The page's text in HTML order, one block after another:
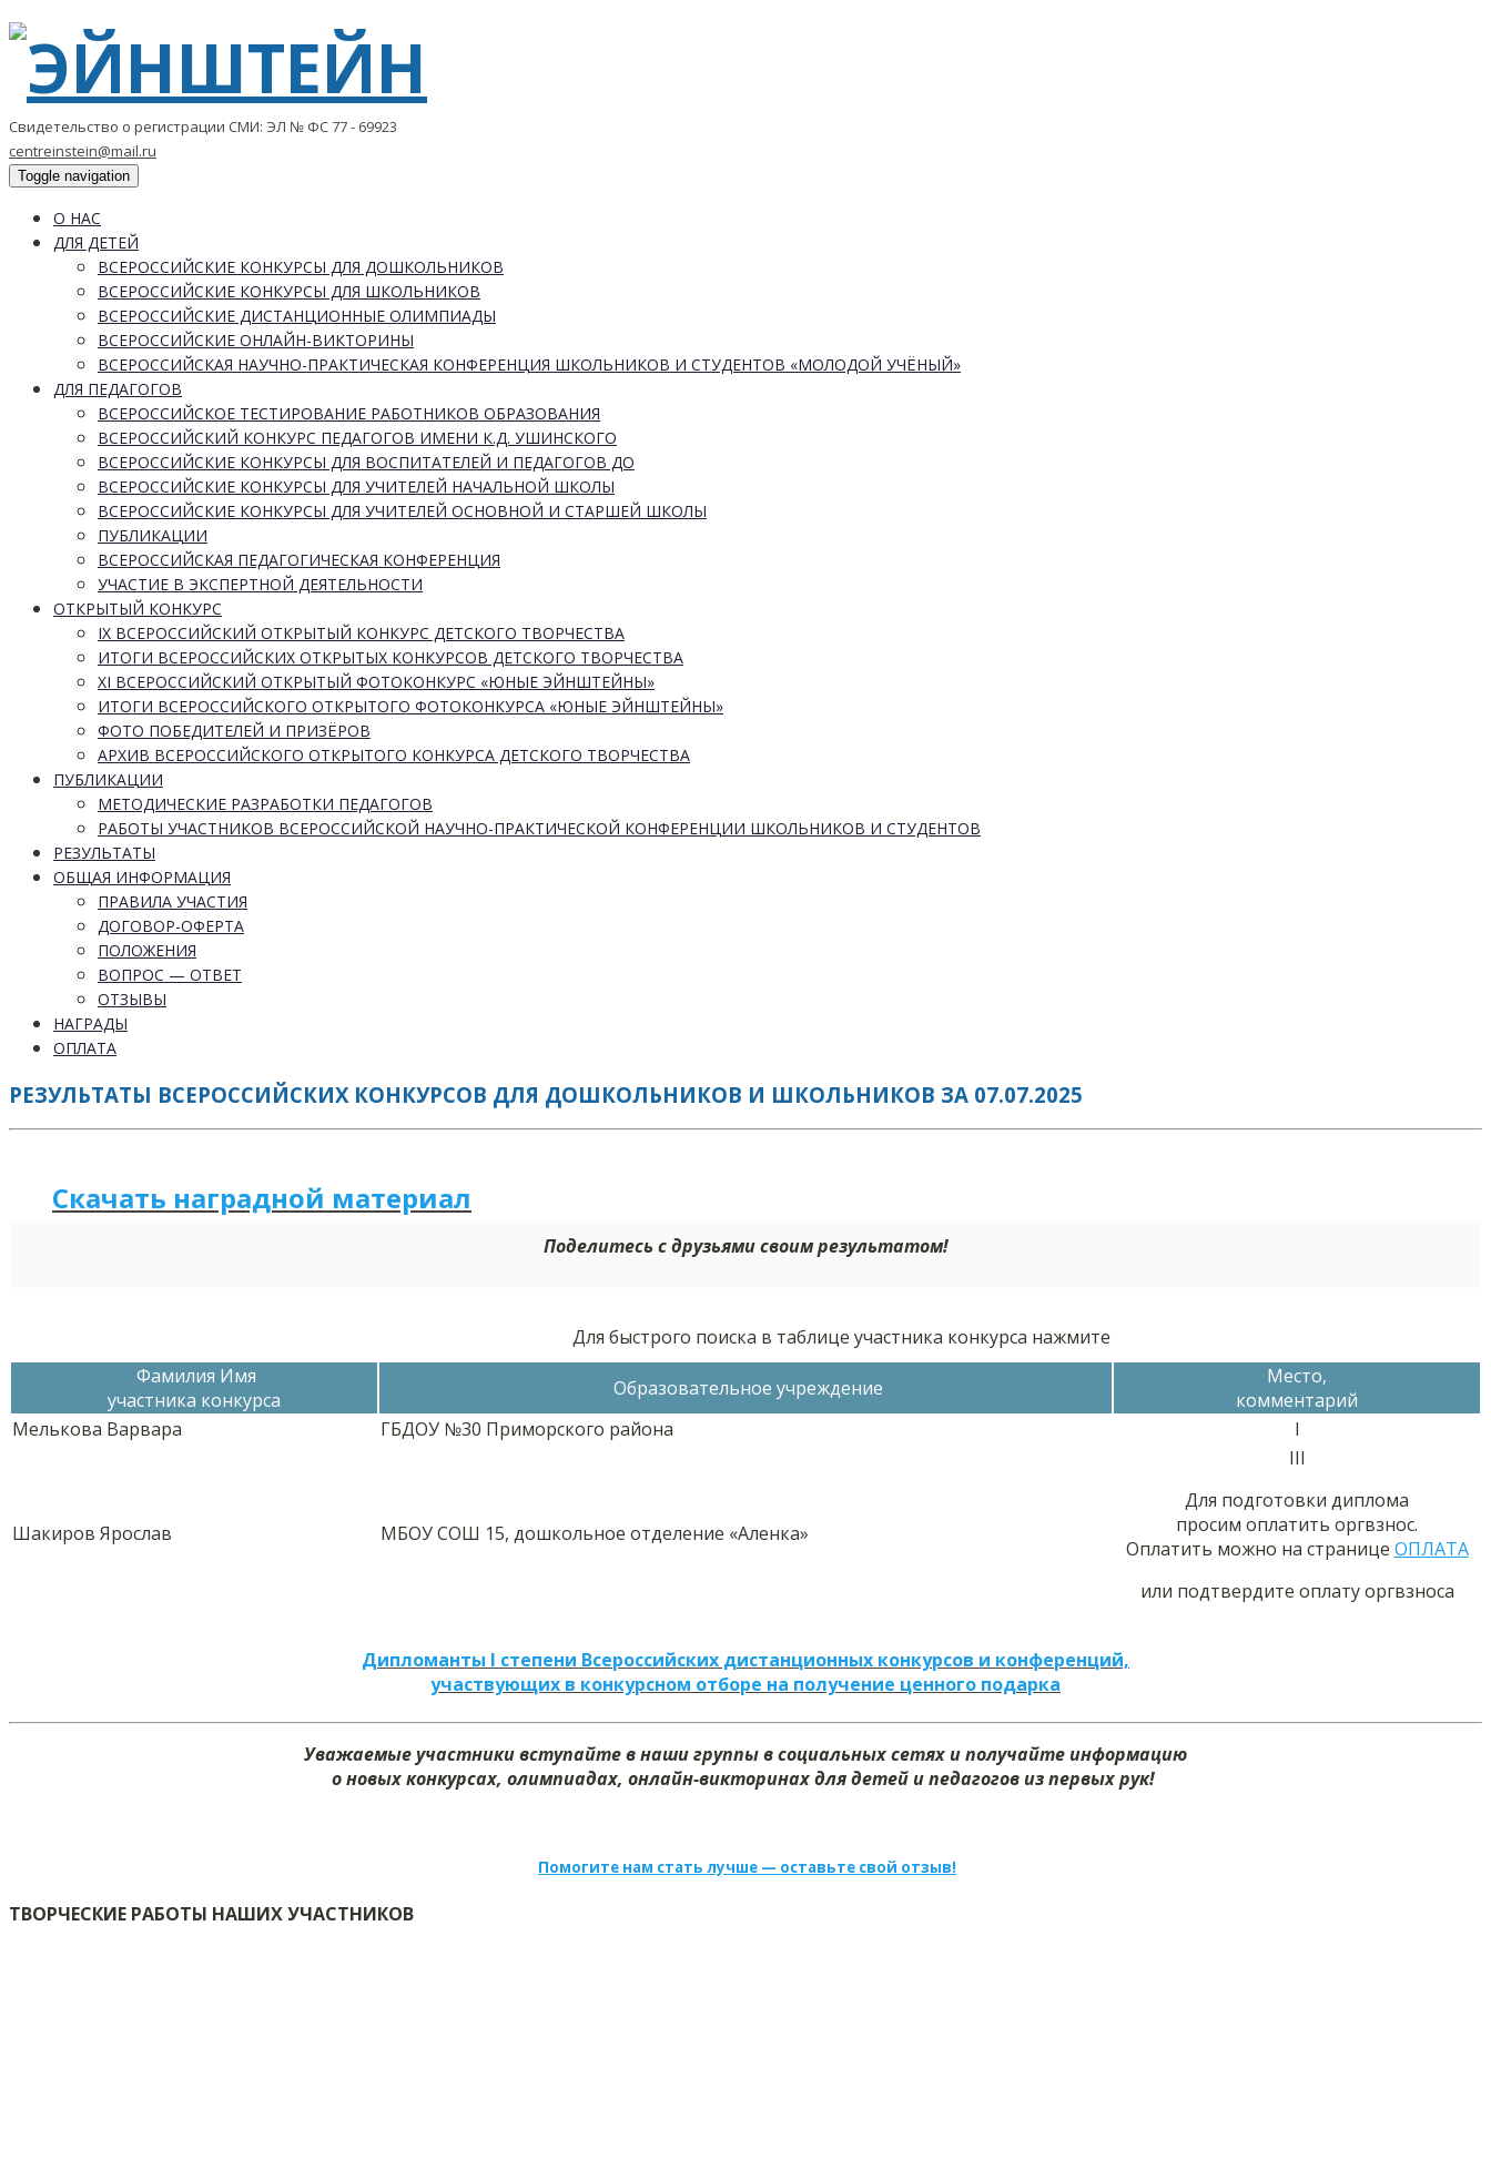
Свидетельство о регистрации СМИ: ЭЛ № ФС 77 - 69923
centreinstein@mail.ru
Toggle navigation
О НАС
ДЛЯ ДЕТЕЙ
ВСЕРОССИЙСКИЕ КОНКУРСЫ ДЛЯ ДОШКОЛЬНИКОВ
ВСЕРОССИЙСКИЕ КОНКУРСЫ ДЛЯ ШКОЛЬНИКОВ
ВСЕРОССИЙСКИЕ ДИСТАНЦИОННЫЕ ОЛИМПИАДЫ
ВСЕРОССИЙСКИЕ ОНЛАЙН-ВИКТОРИНЫ
ВСЕРОССИЙСКАЯ НАУЧНО-ПРАКТИЧЕСКАЯ КОНФЕРЕНЦИЯ ШКОЛЬНИКОВ И СТУДЕНТОВ «МОЛОДОЙ УЧЁНЫЙ»
ДЛЯ ПЕДАГОГОВ
ВСЕРОССИЙСКОЕ ТЕСТИРОВАНИЕ РАБОТНИКОВ ОБРАЗОВАНИЯ
ВСЕРОССИЙСКИЙ КОНКУРС ПЕДАГОГОВ ИМЕНИ К.Д. УШИНСКОГО
ВСЕРОССИЙСКИЕ КОНКУРСЫ ДЛЯ ВОСПИТАТЕЛЕЙ И ПЕДАГОГОВ ДО
ВСЕРОССИЙСКИЕ КОНКУРСЫ ДЛЯ УЧИТЕЛЕЙ НАЧАЛЬНОЙ ШКОЛЫ
ВСЕРОССИЙСКИЕ КОНКУРСЫ ДЛЯ УЧИТЕЛЕЙ ОСНОВНОЙ И СТАРШЕЙ ШКОЛЫ
ПУБЛИКАЦИИ
ВСЕРОССИЙСКАЯ ПЕДАГОГИЧЕСКАЯ КОНФЕРЕНЦИЯ
УЧАСТИЕ В ЭКСПЕРТНОЙ ДЕЯТЕЛЬНОСТИ
ОТКРЫТЫЙ КОНКУРС
IX ВСЕРОССИЙСКИЙ ОТКРЫТЫЙ КОНКУРС ДЕТСКОГО ТВОРЧЕСТВА
ИТОГИ ВСЕРОССИЙСКИХ ОТКРЫТЫХ КОНКУРСОВ ДЕТСКОГО ТВОРЧЕСТВА
XI ВСЕРОССИЙСКИЙ ОТКРЫТЫЙ ФОТОКОНКУРС «ЮНЫЕ ЭЙНШТЕЙНЫ»
ИТОГИ ВСЕРОССИЙСКОГО ОТКРЫТОГО ФОТОКОНКУРСА «ЮНЫЕ ЭЙНШТЕЙНЫ»
ФОТО ПОБЕДИТЕЛЕЙ И ПРИЗЁРОВ
АРХИВ ВСЕРОССИЙСКОГО ОТКРЫТОГО КОНКУРСА ДЕТСКОГО ТВОРЧЕСТВА
ПУБЛИКАЦИИ
МЕТОДИЧЕСКИЕ РАЗРАБОТКИ ПЕДАГОГОВ
РАБОТЫ УЧАСТНИКОВ ВСЕРОССИЙСКОЙ НАУЧНО-ПРАКТИЧЕСКОЙ КОНФЕРЕНЦИИ ШКОЛЬНИКОВ И СТУДЕНТОВ
РЕЗУЛЬТАТЫ
ОБЩАЯ ИНФОРМАЦИЯ
ПРАВИЛА УЧАСТИЯ
ДОГОВОР-ОФЕРТА
ПОЛОЖЕНИЯ
ВОПРОС — ОТВЕТ
ОТЗЫВЫ
НАГРАДЫ
ОПЛАТА
РЕЗУЛЬТАТЫ ВСЕРОССИЙСКИХ КОНКУРСОВ ДЛЯ ДОШКОЛЬНИКОВ И ШКОЛЬНИКОВ ЗА 07.07.2025
Скачать наградной материал
Поделитесь с друзьями своим результатом!
Для быстрого поиска в таблице участника конкурса нажмите
Фамилия Имя
участника конкурса
Образовательное учреждение
Место,
комментарий
Мелькова Варвара
ГБДОУ №30 Приморского района I
Шакиров Ярослав МБОУ СОШ 15, дошкольное отделение «Аленка»
III
Для подготовки диплома
просим оплатить оргвзнос.
Оплатить можно на странице ОПЛАТА
или подтвердите оплату оргвзноса
Дипломанты I степени Всероссийских дистанционных конкурсов и конференций,
участвующих в конкурсном отборе на получение ценного подарка
Уважаемые участники вступайте в наши группы в социальных сетях и получайте информацию
о новых конкурсах, олимпиадах, онлайн-викторинах для детей и педагогов из первых рук!
Помогите нам стать лучше — оставьте свой отзыв!
ТВОРЧЕСКИЕ РАБОТЫ НАШИХ УЧАСТНИКОВ